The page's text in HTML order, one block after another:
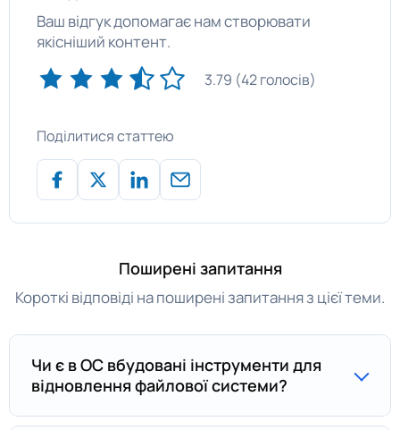
Ваш відгук допомагає нам створювати
якісніший контент.
3.79 (42 голосів)
Поділитися статтею
Поширені запитання
Короткі відповіді на поширені запитання з цієї теми.
Чи є в ОС вбудовані інструменти для
відновлення файлової системи?